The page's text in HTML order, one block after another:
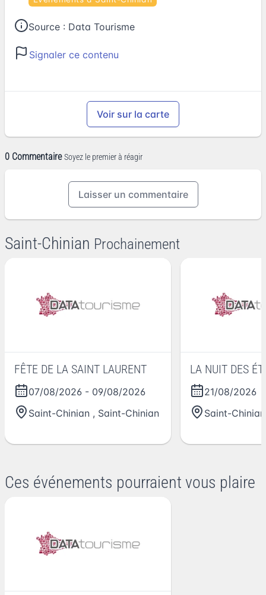
Source : Data Tourisme
Signaler ce contenu
Voir sur la carte
0 Commentaire Soyez le premier à réagir
Laisser un commentaire
Saint-Chinian Prochainement
FÊTE DE LA SAINT LAURENT
07/08/2026 - 09/08/2026
Saint-Chinian , Saint-Chinian
LA NUIT DES
21/08/2026
Saint-Chinian
Ces événements pourraient vous plaire